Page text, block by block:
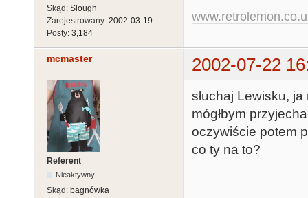
Skąd: Slough
Zarejestrowany: 2002-03-19
Posty: 3,184
mcmaster 2002-07-22
Referent
Nieaktywny
Skąd: bagnówka
słuchaj Lewisku,
mógłbym
oczywiście potem
co ty na to?